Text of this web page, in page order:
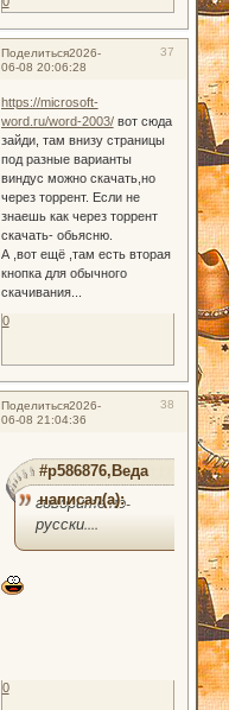
Поделиться 37
2026-
06-08 20:06:28
https://microsoft-
word.ru/word-2003/вот сюда
зайди, там внизу страницы
под разные варианты
виндус можно скачать,но
через торрент. Если не
знаешь как через торрент
скачать- обьясню.
А ,вот ещё ,там есть вторая
кнопка для обычного
скачивания...
0
Поделиться 38
2026-
06-08 21:04:36
#p586876,Веда
написал(а):
говорите по-
русски....
0